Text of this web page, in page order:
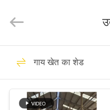
उत्पादों
Engineering
इस्पात
गाय खेत का शेड